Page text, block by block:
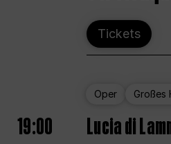
Tickets
Oper Großes
19:00 Lucia di